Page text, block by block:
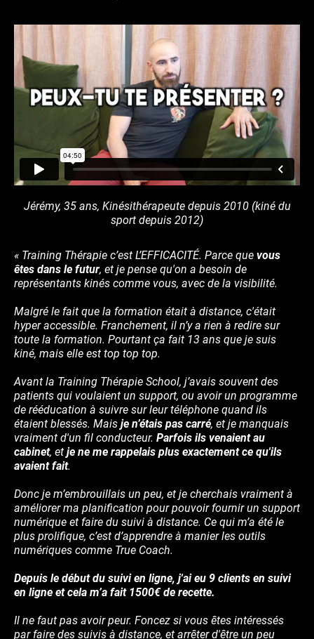
Jérémy, 35 ans, Kinésithérapeute depuis 2010 (kiné du
sport depuis 2012)
« Training Thérapie c’est L’EFFICACITÉ. Parce que vous
êtes dans le futur, et je pense qu'on a besoin de
représentants kinés comme vous, avec de la visibilité.
Malgré le fait que la formation était à distance, c'était
hyper accessible. Franchement, il n’y a rien à redire sur
toute la formation. Pourtant ça fait 13 ans que je suis
kiné, mais elle est top top top.
Avant la Training Thérapie School, j’avais souvent des
patients qui voulaient un support, ou avoir un programme
de rééducation à suivre sur leur téléphone quand ils
étaient blessés. Mais je n’étais pas carré, et je manquais
vraiment d'un fil conducteur. Parfois ils venaient au
cabinet, et je ne me rappelais plus exactement ce qu'ils
avaient fait.
Donc je m’embrouillais un peu, et je cherchais vraiment à
améliorer ma planification pour pouvoir fournir un support
numérique et faire du suivi à distance. Ce qui m’a été le
plus prolifique, c’est d’apprendre à manier les outils
numériques comme True Coach.
Depuis le début du suivi en ligne, j'ai eu 9 clients en suivi
en ligne et cela m’a fait 1500€ de recette.
Il ne faut pas avoir peur. Foncez si vous êtes intéressés
par faire des suivis à distance, et arrêter d'être un peu